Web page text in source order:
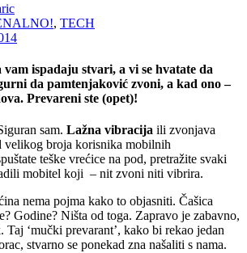
, TECH
vam ispadaju stvari, a vi se hvatate da
da pamtenjaković zvoni, a kad ono –
Prevareni ste (opet)!
sam. Lažna vibracija ili zvonjava
velikog broja korisnika mobilnih
teške vrećice na pod, pretražite svaki
mobitel koji – nit zvoni niti vibrira.
nema pojma kako to objasniti. Čašica
Godine? Ništa od toga. Zapravo je zabavno,
Taj ‘mučki prevarant’, kako bi rekao jedan
stvarno se ponekad zna našaliti s nama.